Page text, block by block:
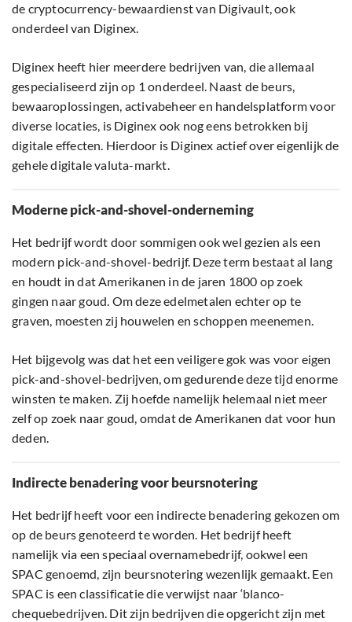
de cryptocurrency-bewaardienst van Digivault, ook
onderdeel van Diginex.
Diginex heeft hier meerdere bedrijven van, die allemaal
gespecialiseerd zijn op 1 onderdeel. Naast de beurs,
bewaaroplossingen, activabeheer en handelsplatform voor
diverse locaties, is Diginex ook nog eens betrokken bij
digitale effecten. Hierdoor is Diginex actief over eigenlijk de
gehele digitale valuta-markt.
Moderne pick-and-shovel-onderneming
Het bedrijf wordt door sommigen ook wel gezien als een
modern pick-and-shovel-bedrijf. Deze term bestaat al lang
en houdt in dat Amerikanen in de jaren 1800 op zoek
gingen naar goud. Om deze edelmetalen echter op te
graven, moesten zij houwelen en schoppen meenemen.
Het bijgevolg was dat het een veiligere gok was voor eigen
pick-and-shovel-bedrijven, om gedurende deze tijd enorme
winsten te maken. Zij hoefde namelijk helemaal niet meer
zelf op zoek naar goud, omdat de Amerikanen dat voor hun
deden.
Indirecte benadering voor beursnotering
Het bedrijf heeft voor een indirecte benadering gekozen om
op de beurs genoteerd te worden. Het bedrijf heeft
namelijk via een speciaal overnamebedrijf, ookwel een
SPAC genoemd, zijn beursnotering wezenlijk gemaakt. Een
SPAC is een classificatie die verwijst naar ‘blanco-
chequebedrijven. Dit zijn bedrijven die opgericht zijn met